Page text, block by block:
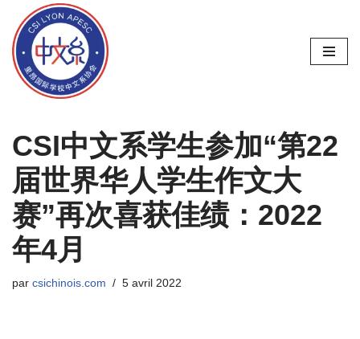
Aller
au
contenu
CSI中文系学生参加“第22
届世界华人学生作文大
赛”再次喜获佳绩：2022
年4月
par csichinois.com 5 avril 2022